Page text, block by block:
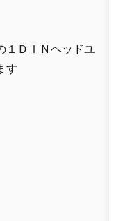
１ＤＩＮヘッドユ
す